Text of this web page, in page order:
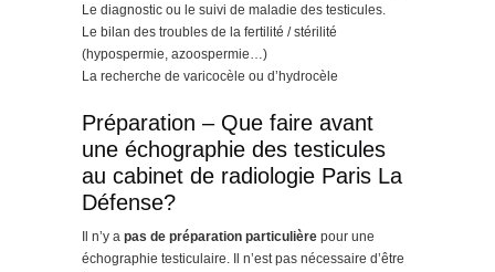
Le diagnostic ou le suivi de maladie des testicules.
Le bilan des troubles de la fertilité / stérilité
(hypospermie, azoospermie…)
La recherche de varicocèle ou d’hydrocèle
Préparation – Que faire avant
une échographie des testicules
au cabinet de radiologie Paris La
Défense?
Il n’y a pas de préparation particulière pour une
échographie testiculaire. Il n’est pas nécessaire d’être